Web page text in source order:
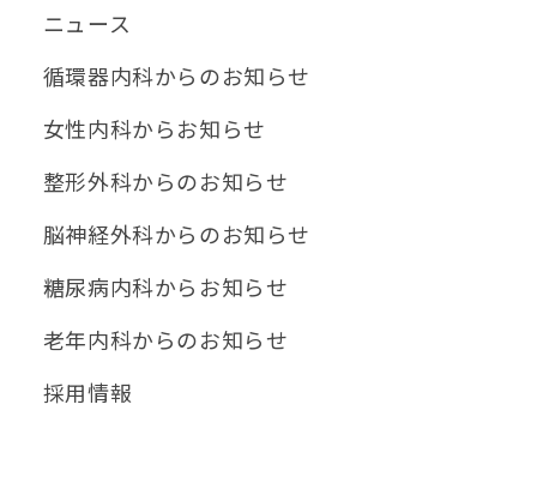
ニュース
循環器内科からのお知らせ
女性内科からお知らせ
整形外科からのお知らせ
脳神経外科からのお知らせ
糖尿病内科からお知らせ
老年内科からのお知らせ
採用情報